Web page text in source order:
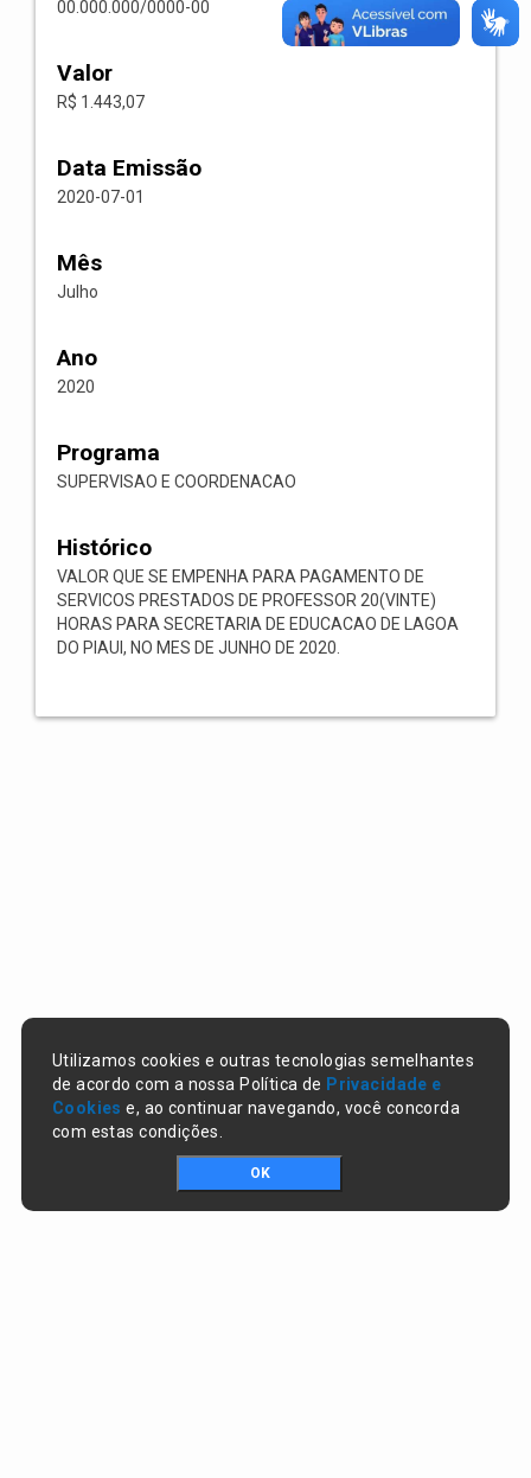
00.000.000/0000-00
Valor
R$ 1.443,07
Data Emissão
2020-07-01
Mês
Julho
Ano
2020
Programa
SUPERVISAO E COORDENACAO
Histórico
VALOR QUE SE EMPENHA PARA PAGAMENTO DE
SERVICOS PRESTADOS DE PROFESSOR 20(VINTE)
HORAS PARA SECRETARIA DE EDUCACAO DE LAGOA
DO PIAUI, NO MES DE JUNHO DE 2020.
Utilizamos cookies e outras tecnologias semelhantes
de acordo com a nossa Política de Privacidade e
Cookies e, ao continuar navegando, você concorda
com estas condições.
OK